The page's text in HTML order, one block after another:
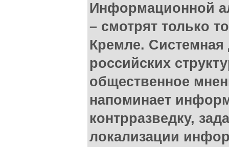
Информационной
– смотрят только
Кремле. Системная
российских
общественное
напоминает
контрразведку,
локализации